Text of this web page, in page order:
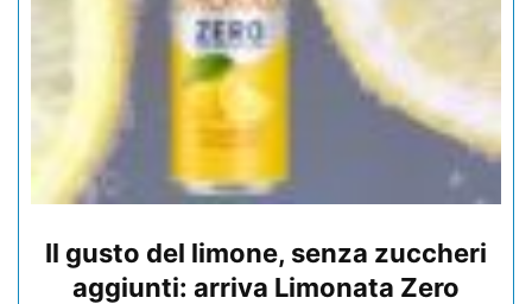
Il gusto del limone, senza zuccheri
aggiunti: arriva Limonata Zero